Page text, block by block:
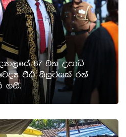
87 වන උපාධි
පීඨ සිසුවියක් රන්
ගනී.